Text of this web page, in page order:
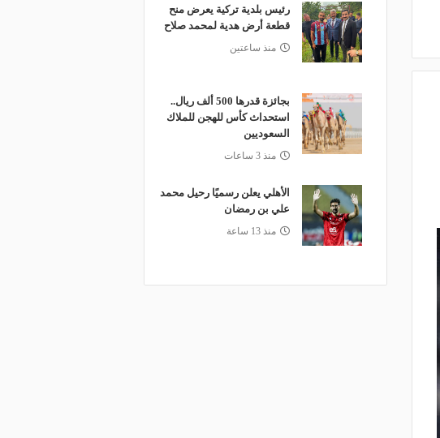
رئيس بلدية تركية يعرض منح
قطعة أرض هدية لمحمد صلاح
منذ ساعتين
بجائزة قدرها 500 ألف ريال..
استحداث كأس للهجن للملاك
السعوديين
منذ 3 ساعات
الأهلي يعلن رسميًا رحيل محمد
علي بن رمضان
منذ 13 ساعة